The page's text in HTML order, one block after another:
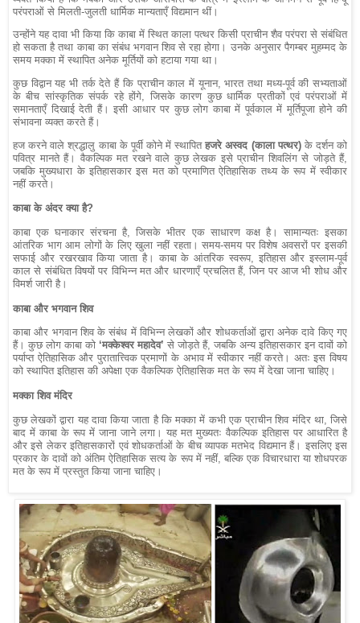
परंपराओं से मिलती-जुलती धार्मिक मान्यताएँ विद्यमान थीं।
उन्होंने यह दावा भी किया कि काबा में स्थित काला पत्थर किसी प्राचीन शैव परंपरा से संबंधित
हो सकता है तथा काबा का संबंध भगवान शिव से रहा होगा। उनके अनुसार पैगम्बर मुहम्मद के
समय मक्का में स्थापित अनेक मूर्तियों को हटाया गया था।
कुछ विद्वान यह भी तर्क देते हैं कि प्राचीन काल में यूनान, भारत तथा मध्य-पूर्व की सभ्यताओं
के बीच सांस्कृतिक संपर्क रहे होंगे, जिसके कारण कुछ धार्मिक प्रतीकों एवं परंपराओं में
समानताएँ दिखाई देती हैं। इसी आधार पर कुछ लोग काबा में पूर्वकाल में मूर्तिपूजा होने की
संभावना व्यक्त करते हैं।
हज करने वाले श्रद्धालु काबा के पूर्वी कोने में स्थापितहजरे अस्वद (काला पत्थर)के दर्शन को
पवित्र मानते हैं। वैकल्पिक मत रखने वाले कुछ लेखक इसे प्राचीन शिवलिंग से जोड़ते हैं,
जबकि मुख्यधारा के इतिहासकार इस मत को प्रमाणित ऐतिहासिक तथ्य के रूप में स्वीकार
नहीं करते।
काबा के अंदर क्या है?
काबा एक घनाकार संरचना है, जिसके भीतर एक साधारण कक्ष है। सामान्यतः इसका
आंतरिक भाग आम लोगों के लिए खुला नहीं रहता। समय-समय पर विशेष अवसरों पर इसकी
सफाई और रखरखाव किया जाता है। काबा के आंतरिक स्वरूप, इतिहास और इस्लाम-पूर्व
काल से संबंधित विषयों पर विभिन्न मत और धारणाएँ प्रचलित हैं, जिन पर आज भी शोध और
विमर्श जारी है।
काबा और भगवान शिव
काबा और भगवान शिव के संबंध में विभिन्न लेखकों और शोधकर्ताओं द्वारा अनेक दावे किए गए
हैं। कुछ लोग काबा को ‘मक्केश्वर महादेव’ से जोड़ते हैं, जबकि अन्य इतिहासकार इन दावों को
पर्याप्त ऐतिहासिक और पुरातात्त्विक प्रमाणों के अभाव में स्वीकार नहीं करते। अतः इस विषय
को स्थापित इतिहास की अपेक्षा एक वैकल्पिक ऐतिहासिक मत के रूप में देखा जाना चाहिए।
मक्का शिव मंदिर
कुछ लेखकों द्वारा यह दावा किया जाता है कि मक्का में कभी एक प्राचीन शिव मंदिर था, जिसे
बाद में काबा के रूप में जाना जाने लगा। यह मत मुख्यतः वैकल्पिक इतिहास पर आधारित है
और इसे लेकर इतिहासकारों एवं शोधकर्ताओं के बीच व्यापक मतभेद विद्यमान हैं। इसलिए इस
प्रकार के दावों को अंतिम ऐतिहासिक सत्य के रूप में नहीं, बल्कि एक विचारधारा या शोधपरक
मत के रूप में प्रस्तुत किया जाना चाहिए।